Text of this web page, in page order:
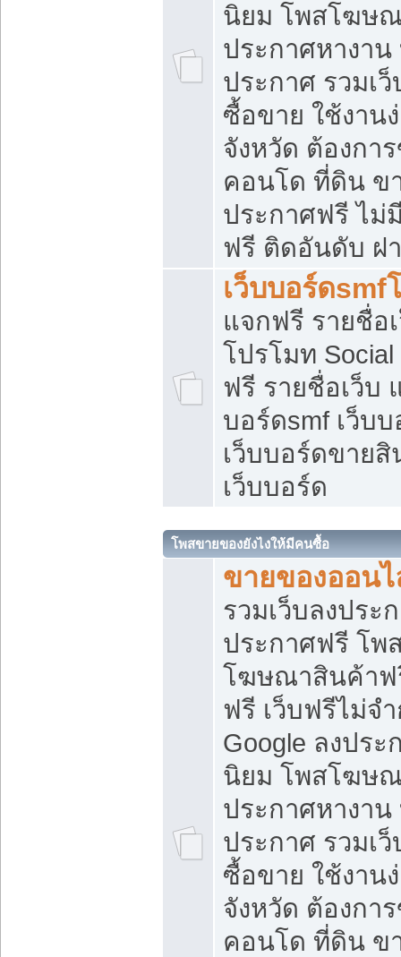
นิยม โพสโฆษ
ประกาศหางาน
ประกาศ รวมเ
ซื้อขาย ใช้งาน
จังหวัด ต้องกา
คอนโด ที่ดิน ข
ประกาศฟรี ไม่
ฟรี ติดอันดับ ฝ
เว็บบอร์ดsmf
แจกฟรี รายชื่อ
โปรโมท
ฟรี รายชื่อเว็บ
บอร์ดsmf เว็บ
เว็บบอร์ดขาย
เว็บบอร์ด
โพสขายของยังไงให้มีคนซื้อ
ขายของออน
รวมเว็บลงประ
ประกาศฟรี โพ
โฆษณาสินค้าฟ
ฟรี เว็บฟรีไม่จ
Google ลงปร
นิยม โพสโฆษ
ประกาศหางาน
ประกาศ รวมเ
ซื้อขาย ใช้งาน
จังหวัด ต้องกา
คอนโด ที่ดิน ข